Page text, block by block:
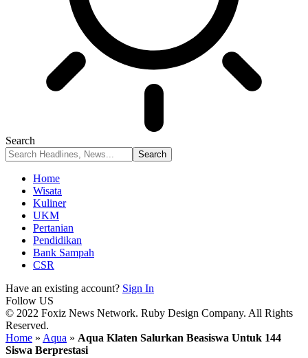
Search
Home
Wisata
Kuliner
UKM
Pertanian
Pendidikan
Bank Sampah
CSR
Have an existing account? Sign In
Follow US
© 2022 Foxiz News Network. Ruby Design Company. All Rights
Reserved.
Home » Aqua » Aqua Klaten Salurkan Beasiswa Untuk 144
Siswa Berprestasi